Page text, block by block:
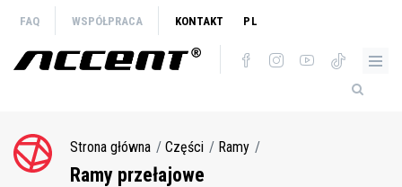
treści
FAQ WSPÓŁPRACA KONTAKT PL
Ścieżka
nawigacyjna
Strona główna Części Ramy
Ramy przełajowe